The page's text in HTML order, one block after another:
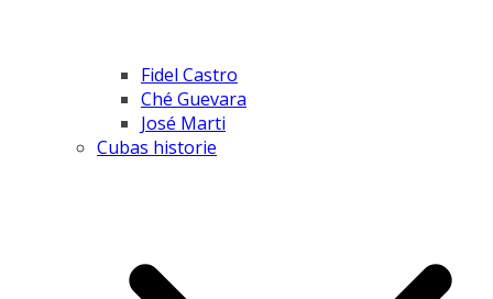
Fidel Castro
Ché Guevara
José Marti
Cubas historie